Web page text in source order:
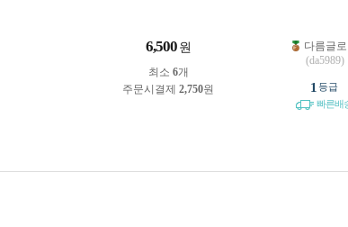
6,500 원
최소 6개
주문시결제 2,750원
다름글로
(da5989)
1 등급
빠른배